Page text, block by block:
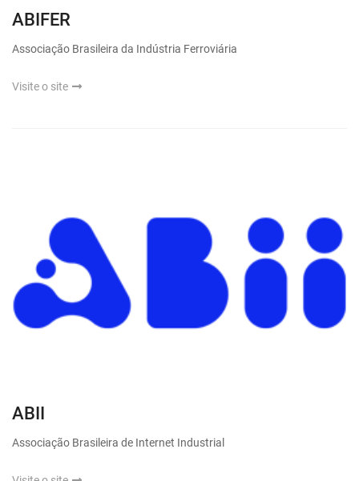
ABIFER
Associação Brasileira da Indústria Ferroviária
Visite o site
ABII
Associação Brasileira de Internet Industrial